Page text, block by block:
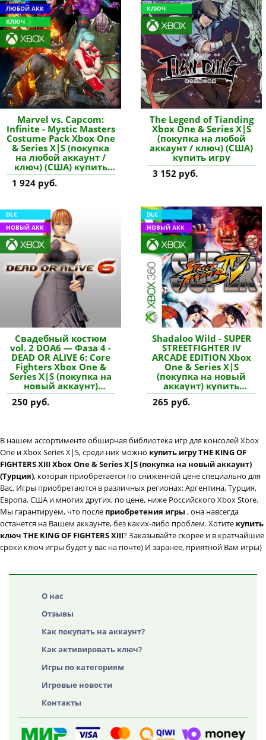
ЛЮБОЙ АКК
КЛЮЧ
Marvel vs. Capcom:
Infinite - Mystic Masters
Costume Pack Xbox One
& Series X|S (покупка
на любой аккаунт /
ключ) (США) купить
дополнение
1 924 руб.
КЛЮЧ
The Legend of Tianding
Xbox One & Series X|S
(покупка на любой
аккаунт / ключ) (США)
купить игру
3 152 руб.
DLC
НОВЫЙ АКК
Свадебный костюм
vol. 2 DOA6 — Фаза 4 -
DEAD OR ALIVE 6: Core
Fighters Xbox One &
Series X|S (покупка на
новый аккаунт)
купить дополнение
250 руб.
DLC
НОВЫЙ АКК
Shadaloo Wild - SUPER
STREETFIGHTER IV
ARCADE EDITION Xbox
One & Series X|S
(покупка на новый
аккаунт) купить
дополнение
265 руб.
В нашем ассортименте обширная библиотека игр для консолей Xbox
One и Xbox Series X|S, среди них можно купить игру THE KING OF
FIGHTERS XIII Xbox One & Series X|S (покупка на новый аккаунт)
(Турция), которая приобретается по сниженной цене специально для
Вас. Игры приобретаются в различных регионах: Аргентина, Турция,
Европа, США и многих других, по цене, ниже Российского Xbox Store.
Мы гарантируем, что после приобретения игры , она навсегда
останется на Вашем аккаунте, без каких-либо проблем. Хотите купить
ключ THE KING OF FIGHTERS XIII? Заказывайте скорее и в кратчайшие
сроки ключ игры будет у вас на почте) И заранее, приятной Вам игры)
О нас
Отзывы
Как покупать на аккаунт?
Как активировать ключ?
Игры по категориям
Игровые новости
Контакты